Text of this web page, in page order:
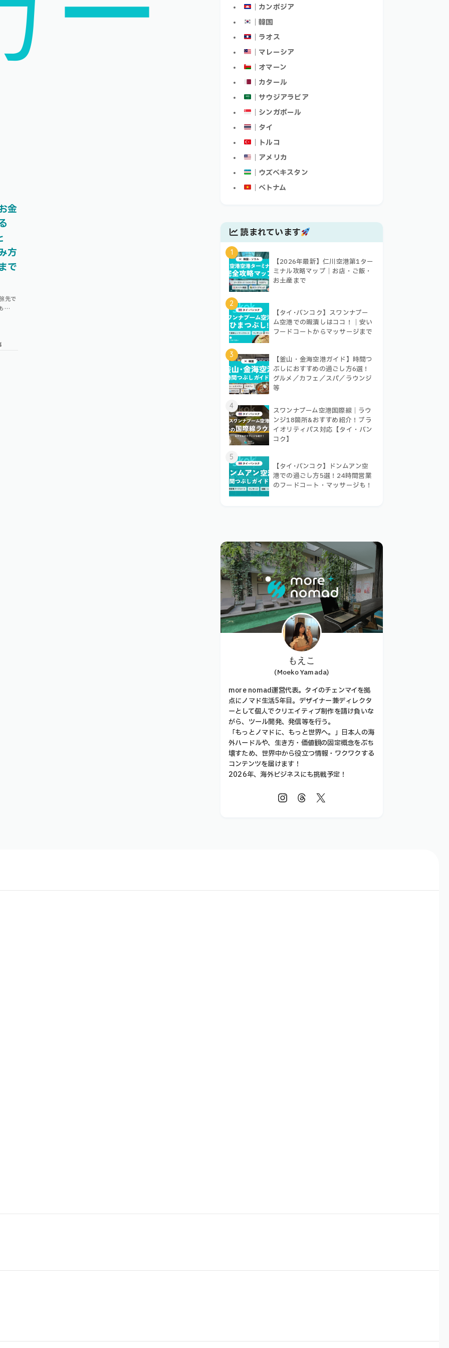
金
方
で
先で
｜カンボジア
｜韓国
｜ラオス
｜マレーシア
｜オマーン
｜カタール
｜サウジアラビア
｜シンガポール
｜タイ
｜トルコ
｜アメリカ
｜ウズベキスタン
｜ベトナム
読まれています
1
【2026年最新】仁川空港第1ター
ミナル攻略マップ｜お店・ご飯・
お土産まで
2
【タイ･バンコク】スワンナプー
ム空港での暇潰しはココ！｜安い
フードコートからマッサージまで
3
【釜山・金海空港ガイド】時間つ
ぶしにおすすめの過ごし方6選！
グルメ／カフェ／スパ／ラウンジ
等
4
スワンナプーム空港国際線｜ラウ
ンジ18箇所&おすすめ紹介！プラ
イオリティパス対応【タイ・バン
コク】
5
【タイ･バンコク】ドンムアン空
港での過ごし方5選！24時間営業
のフードコート・マッサージも！
もえこ
(Moeko Yamada)
more nomad運営代表。タイのチェンマイを拠
点にノマド生活5年目。デザイナー兼ディレクタ
ーとして個人でクリエイティブ制作を請け負いな
がら、ツール開発、発信等を行う。
「もっとノマドに、もっと世界へ。」日本人の海
外ハードルや、生き方・価値観の固定概念をぶち
壊すため、世界中から役立つ情報・ワクワクする
コンテンツを届けます！
2026年、海外ビジネスにも挑戦予定！